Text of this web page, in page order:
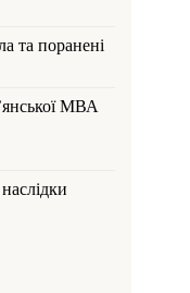
та поранені
МВА